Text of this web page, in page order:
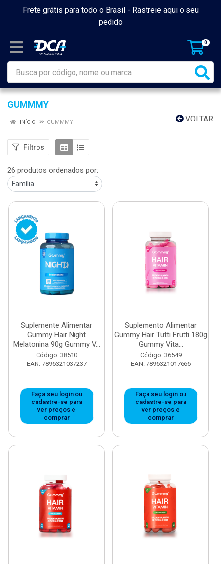
Frete grátis para todo o Brasil - Rastreie aqui o seu
pedido
0
GUMMMY
VOLTAR
INÍCIO GUMMMY
Filtros
26 produtos ordenados por:
Suplemente Alimentar
Gummy Hair Night
Melatonina 90g Gummy V...
Código: 38510
EAN: 7896321037237
Faça seu login ou
cadastre-se para
ver preços e
comprar
Suplemento Alimentar
Gummy Hair Tutti Frutti 180g
Gummy Vita...
Código: 36549
EAN: 7896321017666
Faça seu login ou
cadastre-se para
ver preços e
comprar